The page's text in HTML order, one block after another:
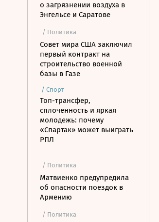
о загрязнении воздуха в
Энгельсе и Саратове
/ Политика
Совет мира США заключил
первый контракт на
строительство военной
базы в Газе
/ Спорт
Топ-трансфер,
сплоченность и яркая
молодежь: почему
«Спартак» может выиграть
РПЛ
/ Политика
Матвиенко предупредила
об опасности поездок в
Армению
/ Политика